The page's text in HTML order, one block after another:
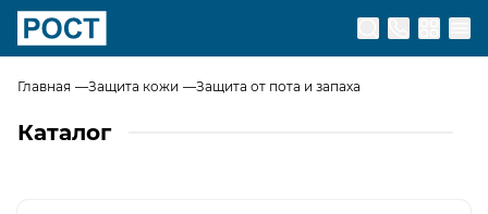
Перейти на главную страницу
Главная Защита кожи Защита от пота и запаха
Каталог